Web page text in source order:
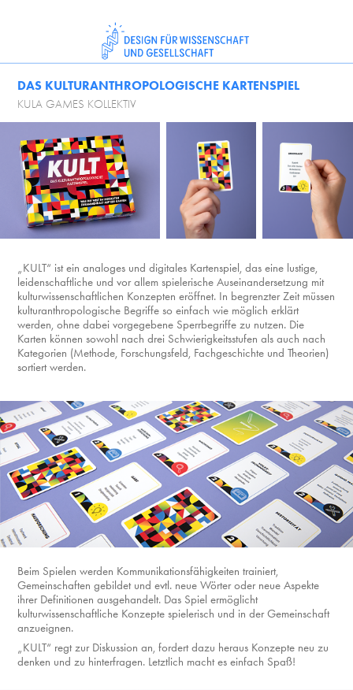
DAS KULTURANTHROPOLOGISCHE KARTENSPIEL
KULA GAMES KOLLEKTIV
„KULT“ ist ein analoges und digitales Kartenspiel, das eine lustige,
leidenschaftliche und vor allem spielerische Auseinandersetzung mit
kulturwissenschaftlichen Konzepten eröffnet. In begrenzter Zeit müssen
kulturanthropologische Begriffe so einfach wie möglich erklärt
werden, ohne dabei vorgegebene Sperrbegriffe zu nutzen. Die
Karten können sowohl nach drei Schwierigkeitsstufen als auch nach
Kategorien (Methode, Forschungsfeld, Fachgeschichte und Theorien)
sortiert werden.
Beim Spielen werden Kommunikationsfähigkeiten trainiert,
Gemeinschaften gebildet und evtl. neue Wörter oder neue Aspekte
ihrer Definitionen ausgehandelt. Das Spiel ermöglicht
kulturwissenschaftliche Konzepte spielerisch und in der Gemeinschaft
anzueignen.
„KULT“ regt zur Diskussion an, fordert dazu heraus Konzepte neu zu
denken und zu hinterfragen. Letztlich macht es einfach Spaß!